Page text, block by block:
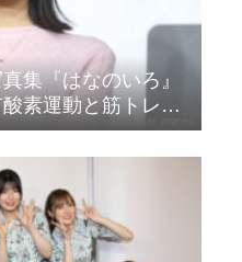
集『はなのいろ』
素運動と筋トレを